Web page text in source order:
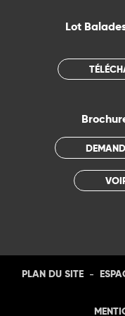
Lot
PLAN DU SITE -